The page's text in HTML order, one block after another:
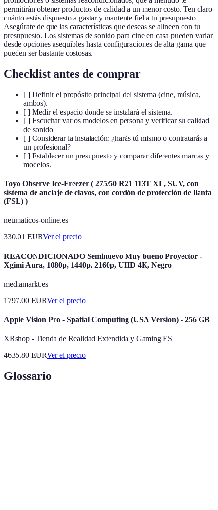
permitirán obtener productos de calidad a un menor costo. Ten claro
cuánto estás dispuesto a gastar y mantente fiel a tu presupuesto.
Asegúrate de que las características que deseas se alineen con tu
presupuesto. Los sistemas de sonido para cine en casa pueden variar
desde opciones asequibles hasta configuraciones de alta gama que
pueden ser bastante costosas.
Checklist antes de comprar
[ ] Definir el propósito principal del sistema (cine, música,
ambos).
[ ] Medir el espacio donde se instalará el sistema.
[ ] Escuchar varios modelos en persona y verificar su calidad
de sonido.
[ ] Considerar la instalación: ¿harás tú mismo o contratarás a
un profesional?
[ ] Establecer un presupuesto y comparar diferentes marcas y
modelos.
Toyo Observe Ice-Freezer ( 275/50 R21 113T XL, SUV, con
sistema de anclaje de clavos, con cordón de protección de llanta
(FSL) )
neumaticos-online.es
330.01 EURVer el precio
REACONDICIONADO Seminuevo Muy bueno Proyector -
Xgimi Aura, 1080p, 1440p, 2160p, UHD 4K, Negro
mediamarkt.es
1797.00 EURVer el precio
Apple Vision Pro - Spatial Computing (USA Version) - 256 GB
XRshop - Tienda de Realidad Extendida y Gaming ES
4635.80 EURVer el precio
Glossario